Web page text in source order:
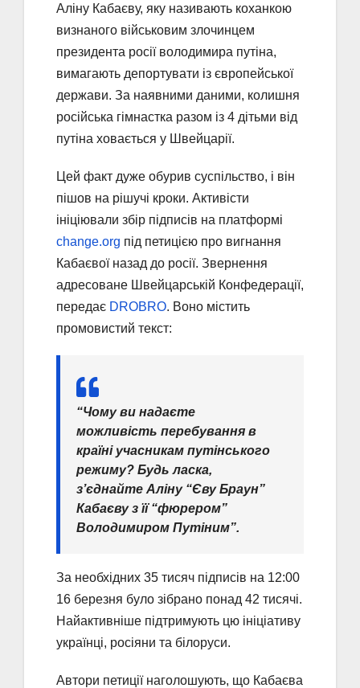
Аліну Кабаєву, яку називають коханкою
визнаного військовим злочинцем
президента росії володимира путіна,
вимагають депортувати із європейської
держави. За наявними даними, колишня
російська гімнастка разом із 4 дітьми від
путіна ховається у Швейцарії.
Цей факт дуже обурив суспільство, і він
пішов на рішучі кроки. Активісти
ініціювали збір підписів на платформі
change.org під петицією про вигнання
Кабаєвої назад до росії. Звернення
адресоване Швейцарській Конфедерації,
передає DROBRO. Воно містить
промовистий текст:
“Чому ви надаєте
можливість перебування в
країні учасникам путінського
режиму? Будь ласка,
з’єднайте Аліну “Єву Браун”
Кабаєву з її “фюрером”
Володимиром Путіним”.
За необхідних 35 тисяч підписів на 12:00
16 березня було зібрано понад 42 тисячі.
Найактивніше підтримують цю ініціативу
українці, росіяни та білоруси.
Автори петиції наголошують, що Кабаєва